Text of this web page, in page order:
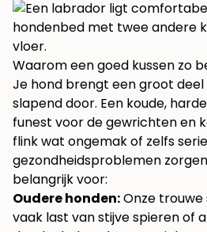
Waarom een goed kussen zo
Je hond brengt een groot deel
slapend door. Een koude,
funest voor de gewrichten en
flink wat ongemak of zelfs
gezondheidsproblemen
belangrijk voor:
Oudere honden:Onze
vaak last van stijve spieren of